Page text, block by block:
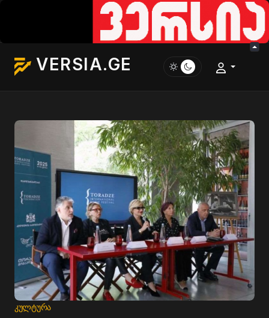
VERSIA.GE
ᲙᲣᲚᲢᲣᲠᲐ